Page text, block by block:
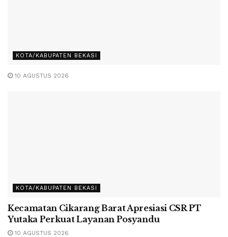
KOTA/KABUPATEN BEKASI
10 AGUSTUS 2026
KOTA/KABUPATEN BEKASI
Kecamatan Cikarang Barat Apresiasi CSR PT
Yutaka Perkuat Layanan Posyandu
10 AGUSTUS 2026